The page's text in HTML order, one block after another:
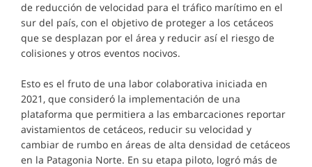
de reducción de velocidad para el tráfico marítimo en el
sur del país, con el objetivo de proteger a los cetáceos
que se desplazan por el área y reducir así el riesgo de
colisiones y otros eventos nocivos.
Esto es el fruto de una labor colaborativa iniciada en
2021, que consideró la implementación de una
plataforma que permitiera a las embarcaciones reportar
avistamientos de cetáceos, reducir su velocidad y
cambiar de rumbo en áreas de alta densidad de cetáceos
en la Patagonia Norte. En su etapa piloto, logró más de